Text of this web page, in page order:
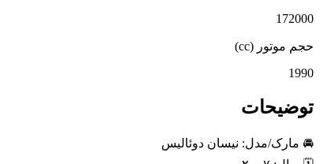
172000
حجم موتور (cc)
1990
توضیحات